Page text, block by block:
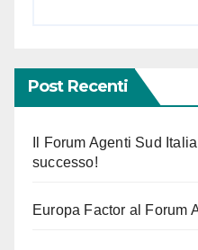
Post Recenti
Il Forum Agenti Sud
successo!
Europa Factor al Forum